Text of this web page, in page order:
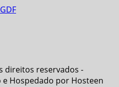
direitos reservados -
e Hospedado por Hosteen